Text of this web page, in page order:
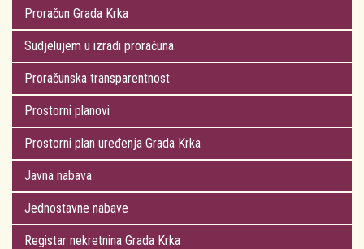
Proračun Grada Krka
Sudjelujem u izradi proračuna
Proračunska transparentnost
Prostorni planovi
Prostorni plan uređenja Grada Krka
Javna nabava
Jednostavne nabave
Registar nekretnina Grada Krka